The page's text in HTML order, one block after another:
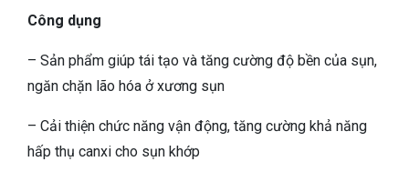
Công dụng
– Sản phẩm giúp tái tạo và tăng cường độ bền của sụn,
ngăn chặn lão hóa ở xương sụn
– Cải thiện chức năng vận động, tăng cường khả năng
hấp thụ canxi cho sụn khớp